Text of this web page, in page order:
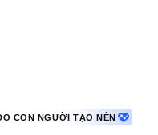
CON NGƯỜI TẠO NÊN